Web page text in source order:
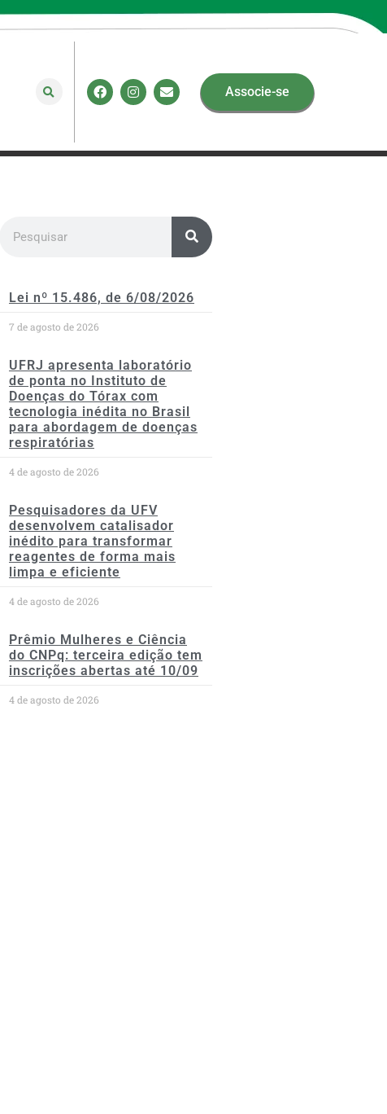
Associe-se
Lei nº 15.486, de 6/08/2026
7 de agosto de 2026
UFRJ apresenta laboratório
de ponta no Instituto de
Doenças do Tórax com
tecnologia inédita no Brasil
para abordagem de doenças
respiratórias
4 de agosto de 2026
Pesquisadores da UFV
desenvolvem catalisador
inédito para transformar
reagentes de forma mais
limpa e eficiente
4 de agosto de 2026
Prêmio Mulheres e Ciência
do CNPq: terceira edição tem
inscrições abertas até 10/09
4 de agosto de 2026